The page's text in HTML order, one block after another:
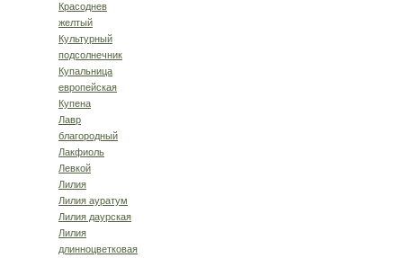
Красоднев
желтый
Культурный
подсолнечник
Купальница
европейская
Купена
Лавр
благородный
Лакфиоль
Левкой
Лилия
Лилия ауратум
Лилия даурская
Лилия
длинноцветковая